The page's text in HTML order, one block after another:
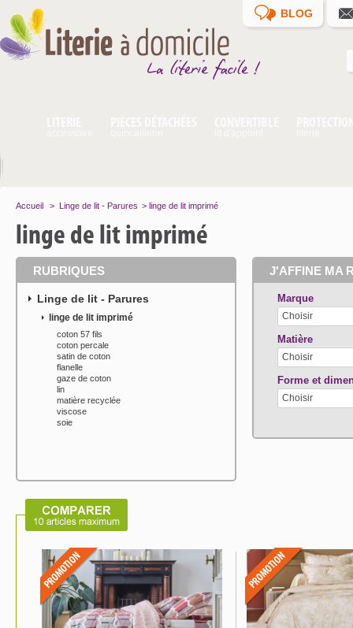
BLOG
Accueil > Linge de lit - Parures > linge de lit imprimé
linge de lit imprimé
RUBRIQUES
Linge de lit - Parures
linge de lit imprimé
coton 57 fils
coton percale
satin de coton
flanelle
gaze de coton
lin
matière recyclée
viscose
soie
J'AFFINE MA
Marque
Choisir
Matière
Choisir
Forme et
Choisir